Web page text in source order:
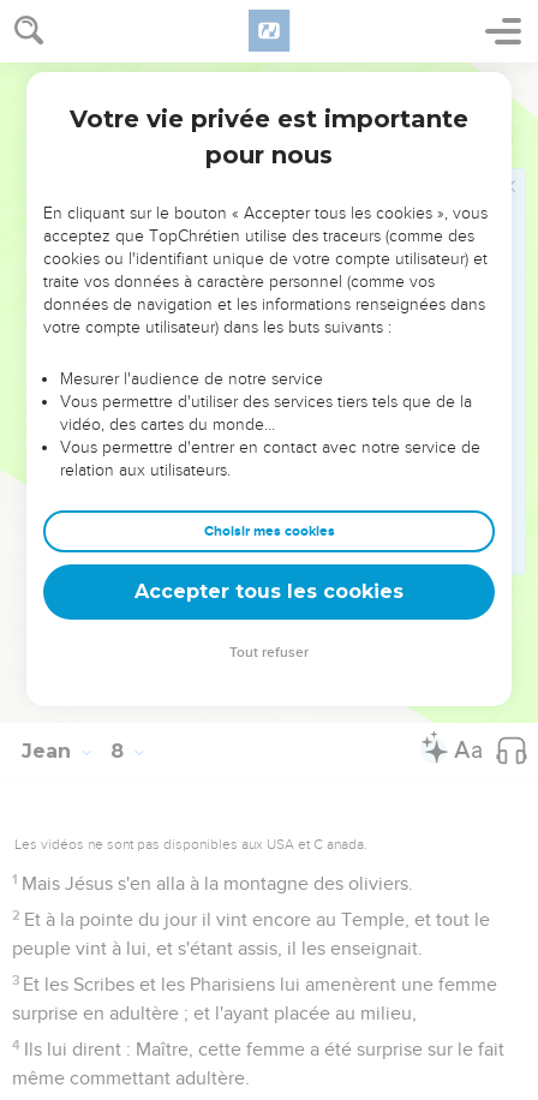
Jean 7
L'incrédulité des chefs juifs
Ainsi les huissiers s'en retournèrent vers les principaux
Sacrificateurs et les Pharisiens, qui leur dirent : pourquoi ne
l'avez-vous point amené ?
Les huissiers répondirent : jamais homme ne parla comme
Mais les Pharisiens leur répondirent : n'avez-vous point
été séduits, vous aussi ?
Aucun des Gouverneurs ou des Pharisiens a-t-il cru en
lui ?
Mais cette populace, qui ne sait ce que c'est que de la Loi,
est plus qu'exécrable.
Nicodème (celui qui était venu vers Jésus de nuit, et qui
était l'un d'entre eux) leur dit :
Notre Loi juge-t-elle un homme avant que de l'avoir
Jésus et la femme adultère
Ils répondirent, et lui dirent : n'es-tu pas aussi de Galilée ?
Jean 8
Les vidéos ne sont pas disponibles aux USA et C anada.
1 Mais Jésus s'en alla à la montagne des oliviers.
2 Et à la pointe du jour il vint encore au Temple, et tout le
peuple vint à lui, et s'étant assis, il les enseignait.
3 Et les Scribes et les Pharisiens lui amenèrent une femme
surprise en adultère ; et l'ayant placée au milieu,
4 Ils lui dirent : Maître, cette femme a été surprise sur le fait
même commettant adultère.
Votre vie privée est importante
pour nous
En cliquant sur le bouton « Accepter tous les cookies », vous
acceptez que TopChrétien utilise des traceurs (comme des
cookies ou l'identifiant unique de votre compte utilisateur) et
traite vos données à caractère personnel (comme vos
données de navigation et les informations renseignées dans
votre compte utilisateur) dans les buts suivants :
Mesurer l'audience de notre service
Vous permettre d'utiliser des services tiers tels que de la
vidéo, des cartes du monde…
Vous permettre d'entrer en contact avec notre service de
relation aux utilisateurs.
Choisir mes cookies
Accepter tous les cookies
Tout refuser